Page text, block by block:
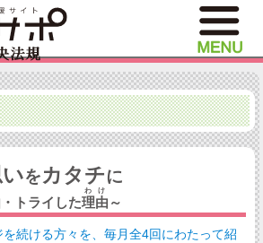
をカタチに
・トライした理由
わけ
～
続ける方々を、毎月全4回にわたって紹